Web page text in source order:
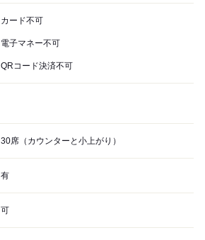
カード不可
電子マネー不可
QRコード決済不可
30席（カウンターと小上がり）
有
可